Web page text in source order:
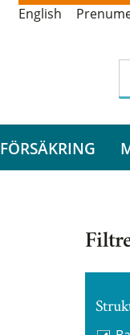
English
FÖRSÄKRING